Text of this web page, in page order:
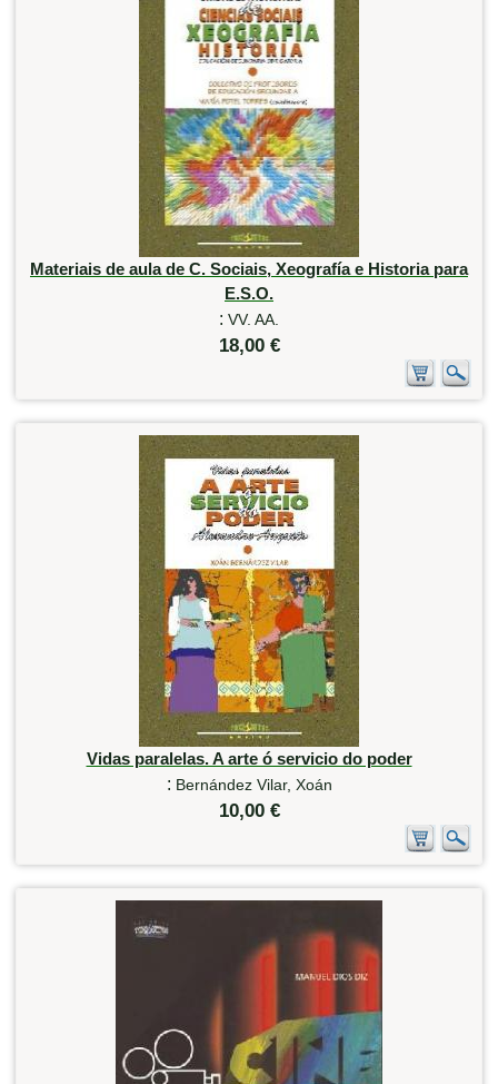
Materiais de aula de C. Sociais, Xeografía e Historia para
E.S.O.
: VV. AA.
18,00 €
Vidas paralelas. A arte ó servicio do poder
: Bernández Vilar, Xoán
10,00 €